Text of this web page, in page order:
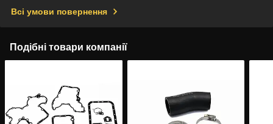
Всі умови повернення
Подібні товари компанії